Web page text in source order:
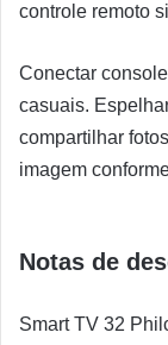
controle remoto
Conectar
casuais.
compartilhar
imagem
Notas de
Smart TV 32